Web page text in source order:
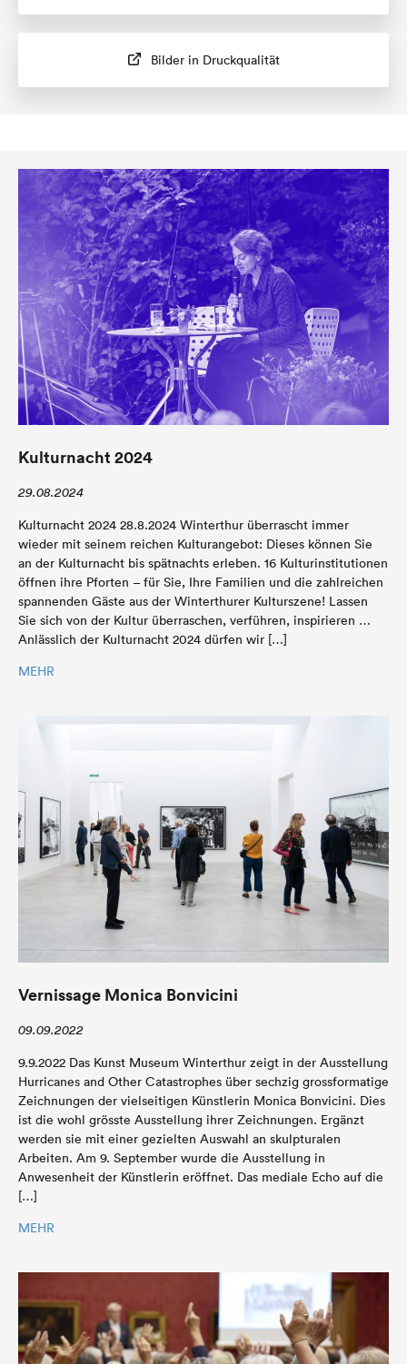
Bilder in Druckqualität
Kulturnacht 2024
29.08.2024
Kulturnacht 2024 28.8.2024 Winterthur überrascht immer
wieder mit seinem reichen Kulturangebot: Dieses können Sie
an der Kulturnacht bis spätnachts erleben. 16 Kulturinstitutionen
öffnen ihre Pforten – für Sie, Ihre Familien und die zahlreichen
spannenden Gäste aus der Winterthurer Kulturszene! Lassen
Sie sich von der Kultur überraschen, verführen, inspirieren …
Anlässlich der Kulturnacht 2024 dürfen wir […]
MEHR
Vernissage Monica Bonvicini
09.09.2022
9.9.2022 Das Kunst Museum Winterthur zeigt in der Ausstellung
Hurricanes and Other Catastrophes über sechzig grossformatige
Zeichnungen der vielseitigen Künstlerin Monica Bonvicini. Dies
ist die wohl grösste Ausstellung ihrer Zeichnungen. Ergänzt
werden sie mit einer gezielten Auswahl an skulpturalen
Arbeiten. Am 9. September wurde die Ausstellung in
Anwesenheit der Künstlerin eröffnet. Das mediale Echo auf die
[…]
MEHR